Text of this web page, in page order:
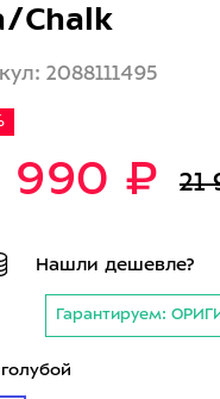
Chalk
2088111495
990 ₽ 21
Нашли дешевле?
Гарантируем:
голубой